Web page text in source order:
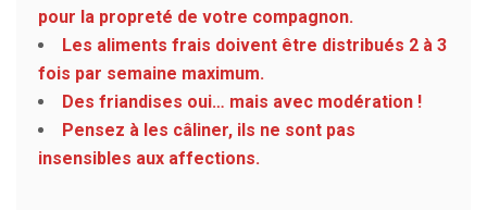
pour la propreté de votre compagnon.
Les aliments frais doivent être distribués 2 à 3
fois par semaine maximum.
Des friandises oui… mais avec modération !
Pensez à les câliner, ils ne sont pas
insensibles aux affections.